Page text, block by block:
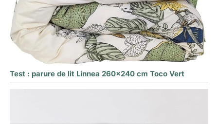
Test : parure de lit Linnea 260×240 cm Toco Vert